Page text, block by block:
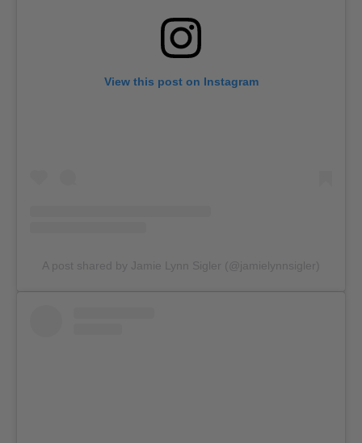
View this post on Instagram
A post shared by Jamie Lynn Sigler (@jamielynnsigler)